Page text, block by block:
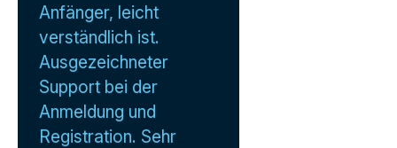
Anfänger, leicht
verständlich ist.
Ausgezeichneter
Support bei der
Anmeldung und
Registration. Sehr